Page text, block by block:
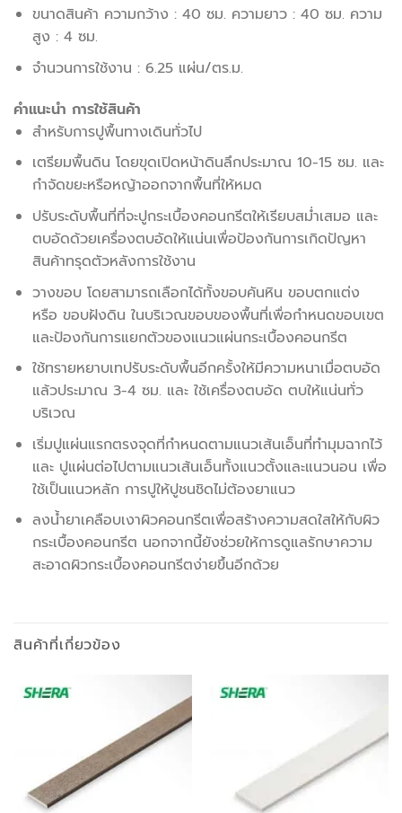
ขนาดสินค้า ความกว้าง : 40 ซม. ความยาว : 40 ซม. ความ
สูง : 4 ซม.
จำนวนการใช้งาน : 6.25 แผ่น/ตร.ม.
คำแนะนำ การใช้สินค้า
สำหรับการปูพื้นทางเดินทั่วไป
เตรียมพื้นดิน โดยขุดเปิดหน้าดินลึกประมาณ 10-15 ซม. และ
กำจัดขยะหรือหญ้าออกจากพื้นที่ให้หมด
ปรับระดับพื้นที่ที่จะปูกระเบื้องคอนกรีตให้เรียบสม่ำเสมอ และ
ตบอัดด้วยเครื่องตบอัดให้แน่นเพื่อป้องกันการเกิดปัญหา
สินค้าทรุดตัวหลังการใช้งาน
วางขอบ โดยสามารถเลือกได้ทั้งขอบคันหิน ขอบตกแต่ง
หรือ ขอบฝังดิน ในบริเวณขอบของพื้นที่เพื่อกำหนดขอบเขต
และป้องกันการแยกตัวของแนวแผ่นกระเบื้องคอนกรีต
ใช้ทรายหยาบเทปรับระดับพื้นอีกครั้งให้มีความหนาเมื่อตบอัด
แล้วประมาณ 3-4 ซม. และ ใช้เครื่องตบอัด ตบให้แน่นทั่ว
บริเวณ
เริ่มปูแผ่นแรกตรงจุดที่กำหนดตามแนวเส้นเอ็นที่ทำมุมฉากไว้
และ ปูแผ่นต่อไปตามแนวเส้นเอ็นทั้งแนวตั้งและแนวนอน เพื่อ
ใช้เป็นแนวหลัก การปูให้ปูชนชิดไม่ต้องยาแนว
ลงน้ำยาเคลือบเงาผิวคอนกรีตเพื่อสร้างความสดใสให้กับผิว
กระเบื้องคอนกรีต นอกจากนี้ยังช่วยให้การดูแลรักษาความ
สะอาดผิวกระเบื้องคอนกรีตง่ายขึ้นอีกด้วย
สินค้าที่เกี่ยวข้อง